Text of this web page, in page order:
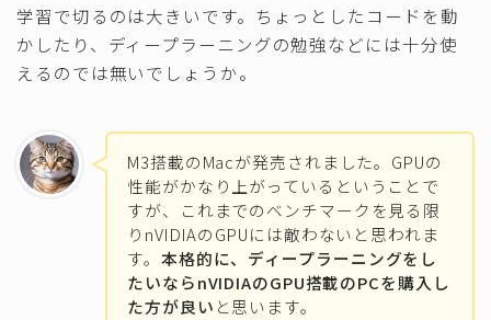
学習で切るのは大きいです。ちょっとしたコードを動
かしたり、ディープラーニングの勉強などには十分使
えるのでは無いでしょうか。
M3搭載のMacが発売されました。GPUの
性能がかなり上がっているということで
すが、これまでのベンチマークを見る限
りnVIDIAのGPUには敵わないと思われま
す。 本格的に、ディープラーニングをし
たいならnVIDIAのGPU搭載のPCを購入し
た方が良い と思います。